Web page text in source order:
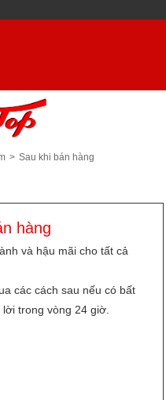
> Sau khi bán hàng
hàng
và hậu mãi cho tất cả
các cách sau nếu có bất
trong vòng 24 giờ.